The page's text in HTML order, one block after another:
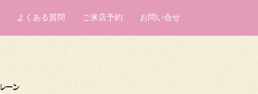
よくある質問 ご来店予約 お問い合せ